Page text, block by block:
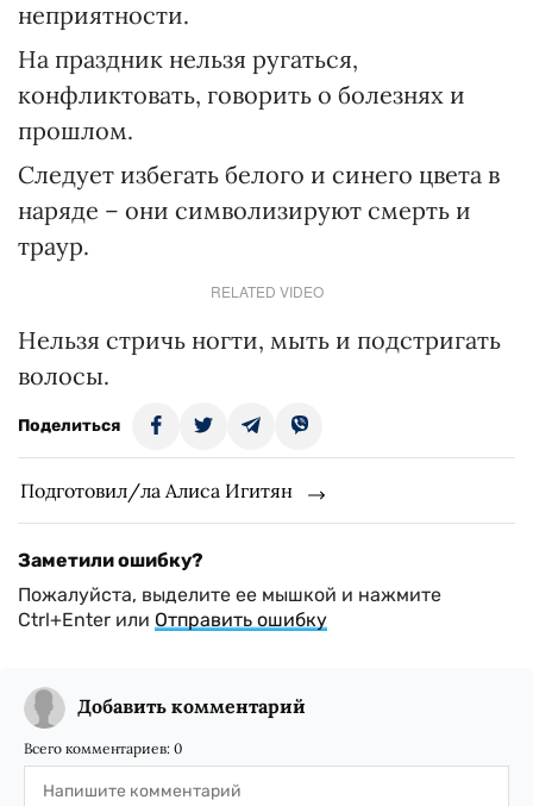
неприятности.
На праздник нельзя ругаться,
конфликтовать, говорить о болезнях и
прошлом.
Следует избегать белого и синего цвета в
наряде – они символизируют смерть и
траур.
RELATED VIDEO
Нельзя стричь ногти, мыть и подстригать
волосы.
Поделиться
Подготовил/ла Алиса Игитян
Заметили ошибку?
Пожалуйста, выделите ее мышкой и нажмите
Ctrl+Enter или Отправить ошибку
Добавить комментарий
Всего комментариев: 0